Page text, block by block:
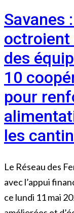
Savanes
octroient
des
10
pour
les
Le Réseau des
avec l’appui
ce lundi 11 mai